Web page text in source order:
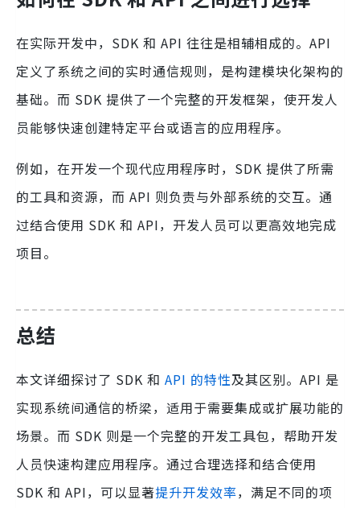
在实际开发中，SDK 和 API 往往是相辅相成的。API
定义了系统之间的实时通信规则，是构建模块化架构的
基础。而 SDK 提供了一个完整的开发框架，使开发人
员能够快速创建特定平台或语言的应用程序。
例如，在开发一个现代应用程序时，SDK 提供了所需
的工具和资源，而 API 则负责与外部系统的交互。通
过结合使用 SDK 和 API，开发人员可以更高效地完成
项目。
总结
本文详细探讨了 SDK 和 API 的特性及其区别。API 是
实现系统间通信的桥梁，适用于需要集成或扩展功能的
场景。而 SDK 则是一个完整的开发工具包，帮助开发
人员快速构建应用程序。通过合理选择和结合使用
SDK 和 API，可以显著提升开发效率，满足不同的项